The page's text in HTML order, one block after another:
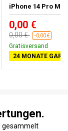
iPhone 14 Pro
0,00 €
0,00 € -0,00 €
Gratisversand
24 MONATE
gesammelt